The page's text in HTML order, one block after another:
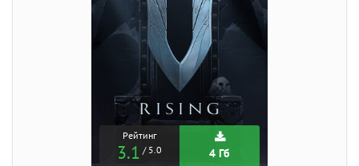
Рейтинг
3.1 / 5.0 4 Гб